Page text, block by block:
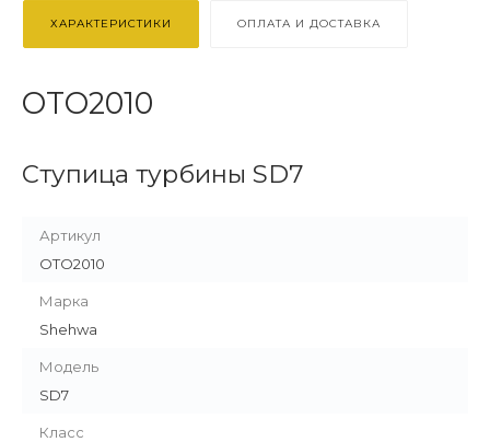
ХАРАКТЕРИСТИКИ ОПЛАТА И ДОСТАВКА
OTO2010
Ступица турбины SD7
Артикул
OTO2010
Марка
Shehwa
Модель
SD7
Класс